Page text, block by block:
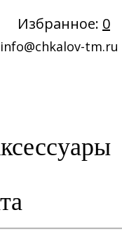
Избранное: 0
info@chkalov-tm.ru